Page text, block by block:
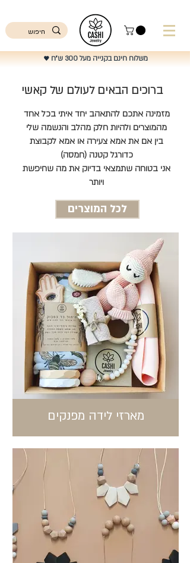
♥️ משלוח חינם בקנייה מעל 300 ש"ח
ברוכים הבאים לעולם של קאשי
מזמינה אתכם להתאהב יחד איתי בכל אחד
מהמוצרים ולהיות חלק מהלב והנשמה שלי
בין אם את אמא צעירה או אמא לקבוצת
כדורגל קטנה (חמסה)
אני בטוחה שתמצאי בדיוק את מה שחיפשת
ויותר
לכל המוצרים
מארזי לידה מפנקים